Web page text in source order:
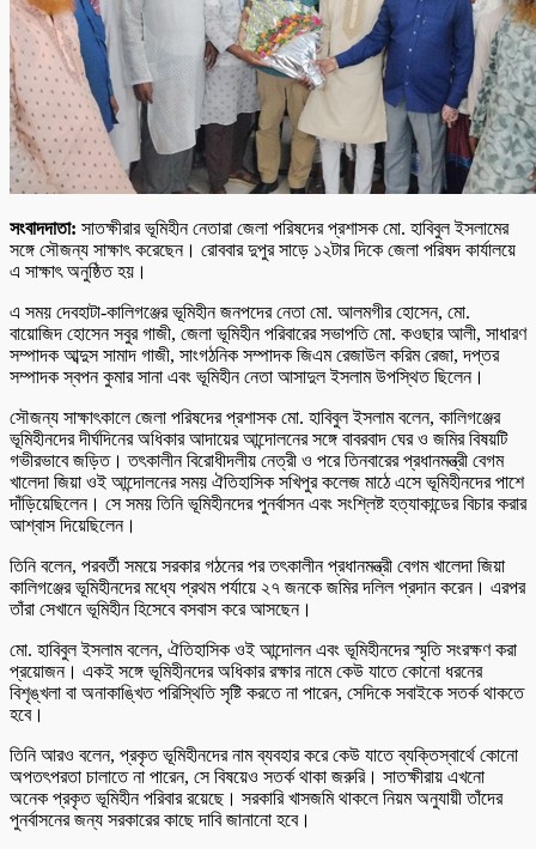
সংবাদদাতা: সাতক্ষীরার ভূমিহীন নেতারা জেলা পরিষদের প্রশাসক মো. হাবিবুল ইসলামের
সঙ্গে সৌজন্য সাক্ষাৎ করেছেন। রোববার দুপুর সাড়ে ১২টার দিকে জেলা পরিষদ কার্যালয়ে
এ সাক্ষাৎ অনুষ্ঠিত হয়।
এ সময় দেবহাটা-কালিগঞ্জের ভূমিহীন জনপদের নেতা মো. আলমগীর হোসেন, মো.
বায়োজিদ হোসেন সবুর গাজী, জেলা ভূমিহীন পরিবারের সভাপতি মো. কওছার আলী, সাধারণ
সম্পাদক আব্দুস সামাদ গাজী, সাংগঠনিক সম্পাদক জিএম রেজাউল করিম রেজা, দপ্তর
সম্পাদক স্বপন কুমার সানা এবং ভূমিহীন নেতা আসাদুল ইসলাম উপস্থিত ছিলেন।
সৌজন্য সাক্ষাৎকালে জেলা পরিষদের প্রশাসক মো. হাবিবুল ইসলাম বলেন, কালিগঞ্জের
ভূমিহীনদের দীর্ঘদিনের অধিকার আদায়ের আন্দোলনের সঙ্গে বাবরবাদ ঘের ও জমির বিষয়টি
গভীরভাবে জড়িত। তৎকালীন বিরোধীদলীয় নেত্রী ও পরে তিনবারের প্রধানমন্ত্রী বেগম
খালেদা জিয়া ওই আন্দোলনের সময় ঐতিহাসিক সখিপুর কলেজ মাঠে এসে ভূমিহীনদের পাশে
দাঁড়িয়েছিলেন। সে সময় তিনি ভূমিহীনদের পুনর্বাসন এবং সংশ্লিষ্ট হত্যাকান্ডের বিচার করার
আশ্বাস দিয়েছিলেন।
তিনি বলেন, পরবর্তী সময়ে সরকার গঠনের পর তৎকালীন প্রধানমন্ত্রী বেগম খালেদা জিয়া
কালিগঞ্জের ভূমিহীনদের মধ্যে প্রথম পর্যায়ে ২৭ জনকে জমির দলিল প্রদান করেন। এরপর
তাঁরা সেখানে ভূমিহীন হিসেবে বসবাস করে আসছেন।
মো. হাবিবুল ইসলাম বলেন, ঐতিহাসিক ওই আন্দোলন এবং ভূমিহীনদের স্মৃতি সংরক্ষণ করা
প্রয়োজন। একই সঙ্গে ভূমিহীনদের অধিকার রক্ষার নামে কেউ যাতে কোনো ধরনের
বিশৃঙ্খলা বা অনাকাঙ্খিত পরিস্থিতি সৃষ্টি করতে না পারেন, সেদিকে সবাইকে সতর্ক থাকতে
হবে।
তিনি আরও বলেন, প্রকৃত ভূমিহীনদের নাম ব্যবহার করে কেউ যাতে ব্যক্তিস্বার্থে কোনো
অপতৎপরতা চালাতে না পারেন, সে বিষয়েও সতর্ক থাকা জরুরি। সাতক্ষীরায় এখনো
অনেক প্রকৃত ভূমিহীন পরিবার রয়েছে। সরকারি খাসজমি থাকলে নিয়ম অনুযায়ী তাঁদের
পুনর্বাসনের জন্য সরকারের কাছে দাবি জানানো হবে।